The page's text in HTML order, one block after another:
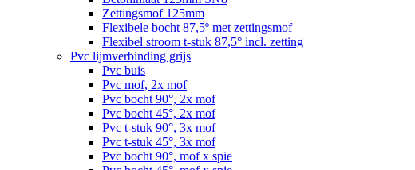
Zettingsmof 125mm
Flexibele bocht 87,5º met zettingsmof
Flexibel stroom t-stuk 87,5° incl. zetting
Pvc lijmverbinding grijs
Pvc buis
Pvc mof, 2x mof
Pvc bocht 90°, 2x mof
Pvc bocht 45°, 2x mof
Pvc t-stuk 90°, 3x mof
Pvc t-stuk 45°, 3x mof
Pvc bocht 90°, mof x spie